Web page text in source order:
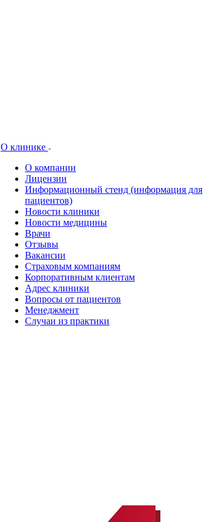
О клинике
О компании
Лицензии
Информационный стенд (информация для
пациентов)
Новости клиники
Новости медицины
Врачи
Отзывы
Вакансии
Страховым компаниям
Корпоративным клиентам
Адрес клиники
Вопросы от пациентов
Менеджмент
Случаи из практики